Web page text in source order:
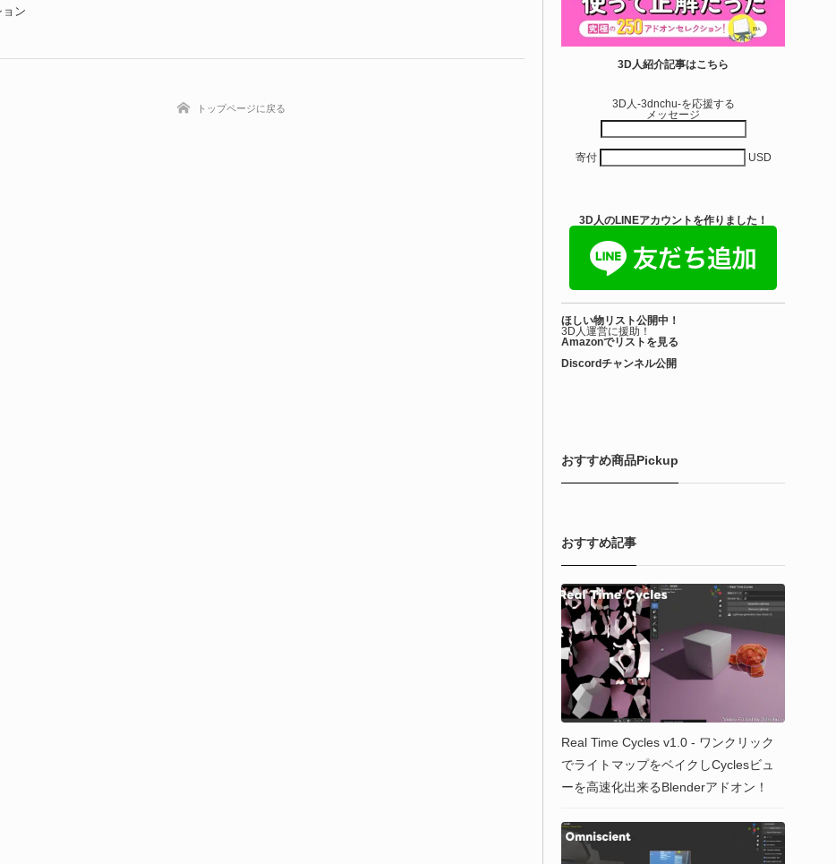
ン
トップページに戻る
3D人紹介記事はこちら
3D人-3dnchu-を応援する
メッセージ
寄付 USD
3D人のLINEアカウントを作りました！
ほしい物リスト公開中！
3D人運営に援助！
Amazonでリストを見る
Discordチャンネル公開
おすすめ商品Pickup
おすすめ記事
Real Time Cycles v1.0 - ワンクリック
でライトマップをベイクしCyclesビュ
ーを高速化出来るBlenderアドオン！